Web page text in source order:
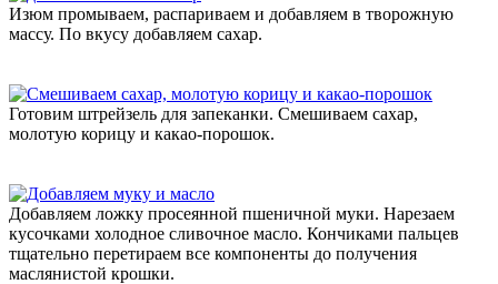
Изюм промываем, распариваем и добавляем в творожную
массу. По вкусу добавляем сахар.
Готовим штрейзель для запеканки. Смешиваем сахар,
молотую корицу и какао-порошок.
Добавляем ложку просеянной пшеничной муки. Нарезаем
кусочками холодное сливочное масло. Кончиками пальцев
тщательно перетираем все компоненты до получения
маслянистой крошки.